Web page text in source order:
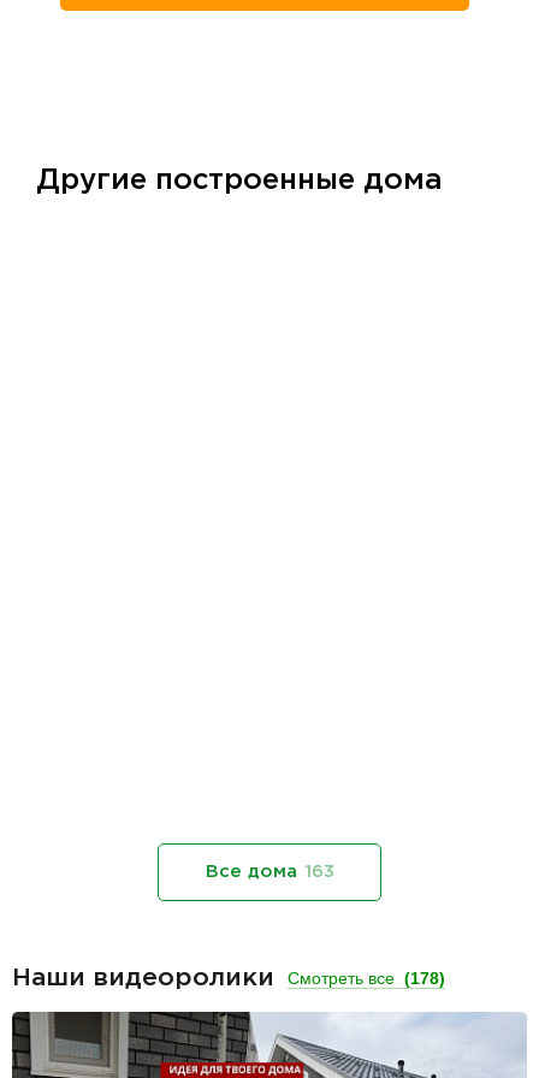
Другие построенные дома
Все дома 163
Наши видеоролики Смотреть все (178)